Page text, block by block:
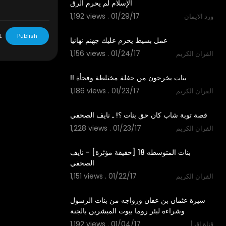
1,192 views . 01/29/17
ورد الايمان
1,156 views . 01/24/17
القران الكريم
1,186 views . 01/23/17
القران الكريم
1,228 views . 01/23/17
القران الكريم
‫بنات المتوسطه 18 [حقيقة مؤثرة] - نايف
1,151 views . 01/22/17
القران الكريم
‫سيرة عثمان بن عفان وزواجه من بنات الرسول
1,192 views . 01/04/17
Publish